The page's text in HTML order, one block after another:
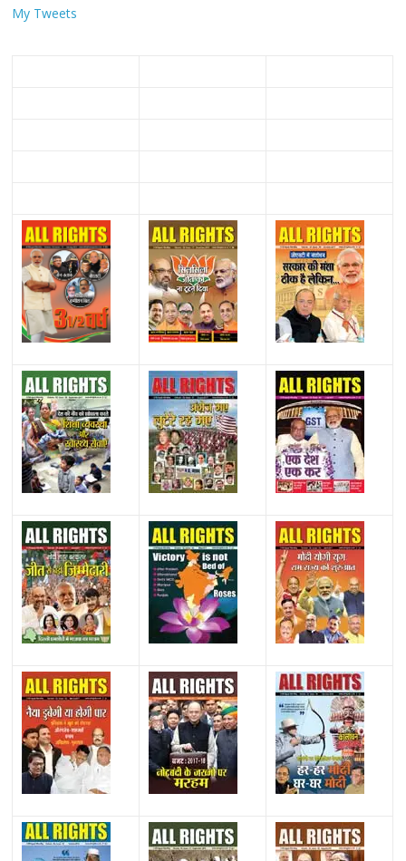
My Tweets